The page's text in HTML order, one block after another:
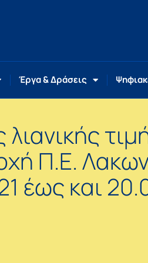
Έργα & Δράσεις
Π.Ε.
έως και